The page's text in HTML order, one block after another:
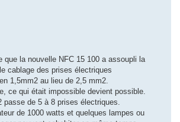
que la nouvelle NFC 15 100 a assoupli la
cablage des prises électriques
1,5mm2 au lieu de 2,5 mm2.
ce qui était impossible devient possible.
passe de 5 à 8 prises électriques.
de 1000 watts et quelques lampes ou